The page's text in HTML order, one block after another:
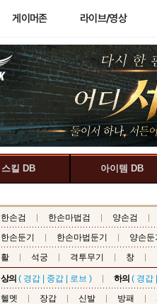
게이머존 라이브/영상
스킬 DB 아이템 DB
한손검 한손마법검 양손검
한손둔기
한손마법둔기 양손둔
활
석궁 격투무기 창
상의 ( 경갑 중갑 로브 ) 하의 ( 경갑
헬멧
장갑 신발 방패